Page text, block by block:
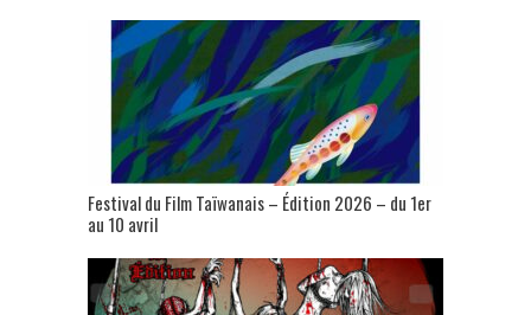
Festival du Film Taïwanais – Édition 2026 – du 1er
au 10 avril